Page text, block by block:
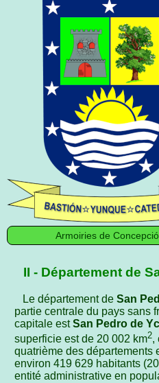
Armoiries de
II - Département de
Le département de San
partie centrale du pays sans
capitale estSan Pedro de
superficie est de 20 002 km2,
quatrième des départements
environ 419 629 habitants
entité administrative en